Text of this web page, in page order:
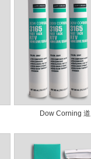
Dow Corning